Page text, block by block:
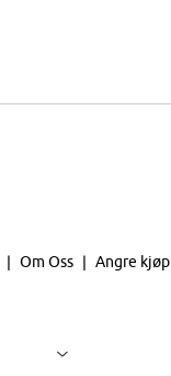
Om Oss Angre kjøp